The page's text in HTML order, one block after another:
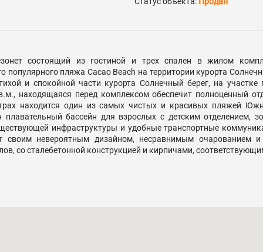
состоящий из гостиной и трех спален в жилом
популярного пляжа Cacao Beach на территории курорта
и спокойной части курорта Солнечный берег, на
находящаяся перед комплексом обеспечит полноценный
находится один из самых чистых и красивых пляжей
плавательный бассейн для взрослых с детским отделением,
инфраструктуры и удобные транспортные
своим невероятным дизайном, несравнимым очарованием
со сталебетонной конструкцией и кирпичами,